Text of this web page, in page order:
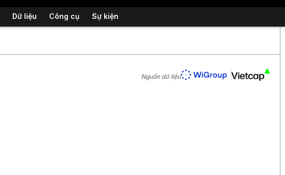
Dữ liệu Công cụ Sự kiện
Nguồn dữ liệu